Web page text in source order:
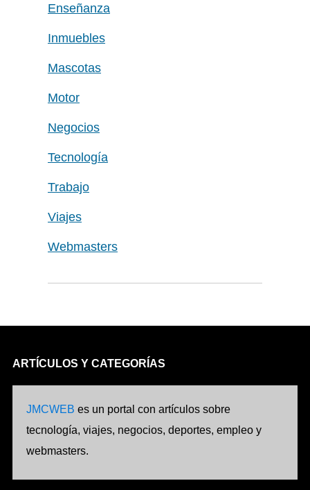
Enseñanza
Inmuebles
Mascotas
Motor
Negocios
Tecnología
Trabajo
Viajes
Webmasters
ARTÍCULOS Y CATEGORÍAS
JMCWEB es un portal con artículos sobre
tecnología, viajes, negocios, deportes, empleo y
webmasters.